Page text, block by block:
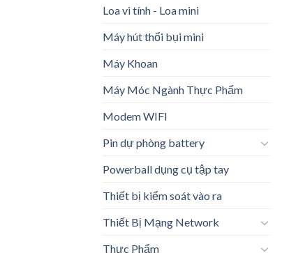
Loa vi tính - Loa mini
Máy hút thổi bụi mini
Máy Khoan
Máy Móc Ngành Thực Phẩm
Modem WIFI
Pin dự phòng battery
Powerball dụng cụ tập tay
Thiết bị kiểm soát vào ra
Thiết Bị Mạng Network
Thực Phẩm